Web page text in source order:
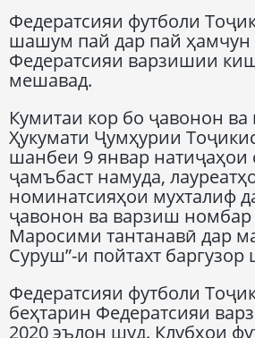
Федератсияи футболи
шашум пай дар пай ҳамчун
Федератсияи варзишии
мешавад.
Кумитаи кор бо ҷавонон
Ҳукумати Ҷумҳурии
шанбеи 9 январ натиҷаҳои
ҷамъбаст намуда,
номинатсияҳои мухталиф
ҷавонон ва варзиш номбар
Маросими тантанавӣ дар
Суруш”-и пойтахт баргузор
Федератсияи футболи
беҳтарин Федератсияи
2020 эълон шуд. Клубҳои